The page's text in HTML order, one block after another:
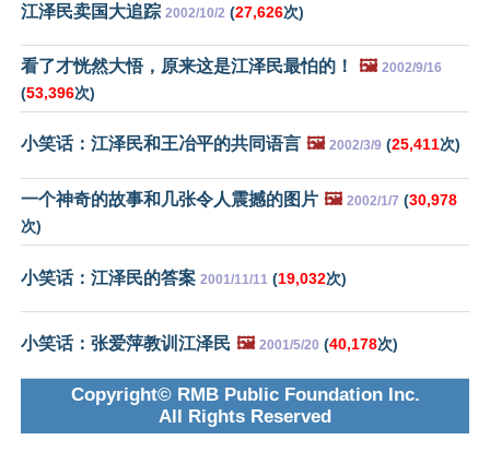
江泽民卖国大追踪 2002/10/2 (27,626次)
看了才恍然大悟，原来这是江泽民最怕的！ 🖼️ 2002/9/16
(53,396次)
小笑话：江泽民和王冶平的共同语言 🖼️ 2002/3/9 (25,411次)
一个神奇的故事和几张令人震撼的图片 🖼️ 2002/1/7 (30,978
次)
小笑话：江泽民的答案 2001/11/11 (19,032次)
小笑话：张爱萍教训江泽民 🖼️ 2001/5/20 (40,178次)
Copyright© RMB Public Foundation Inc.
All Rights Reserved